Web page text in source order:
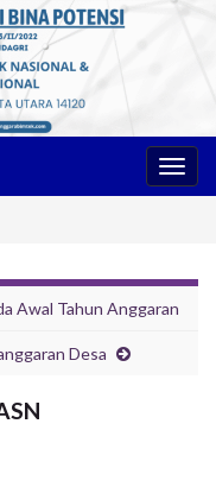
Awal Tahun Anggaran
Desa